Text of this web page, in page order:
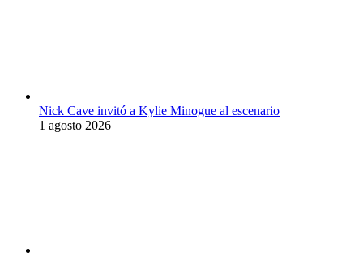
Nick Cave invitó a Kylie Minogue al escenario
1 agosto 2026